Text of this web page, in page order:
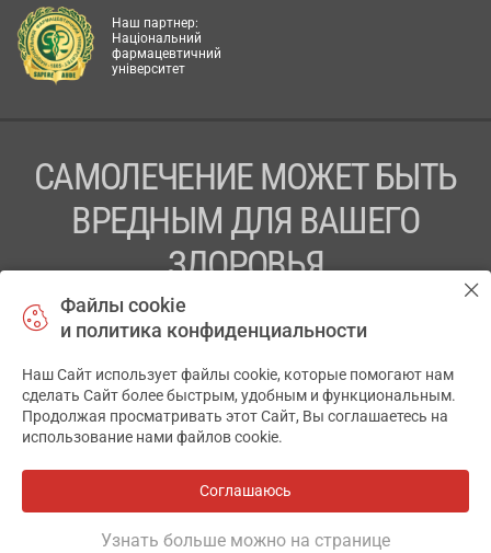
Наш партнер:
Національний
фармацевтичний
університет
САМОЛЕЧЕНИЕ МОЖЕТ БЫТЬ
ВРЕДНЫМ ДЛЯ ВАШЕГО
ЗДОРОВЬЯ
ПЕРЕД ПРИМЕНЕНИЕМ ПРЕПАРАТА
ПРОКОНСУЛЬТИРУЙТЕСЬ С ВРАЧОМ
ТОВ «АПТЕКА 911.ЮА» Код ЄДРПОУ 43631965.
Отказ от ответственности
АПТЕКА911.ЮА
Файлы cookie
и политика конфиденциальности
Наш Сайт использует файлы cookie, которые помогают нам
сделать Сайт более быстрым, удобным и функциональным.
Продолжая просматривать этот Сайт, Вы соглашаетесь на
использование нами файлов cookie.
Соглашаюсь
Узнать больше можно на странице
✕